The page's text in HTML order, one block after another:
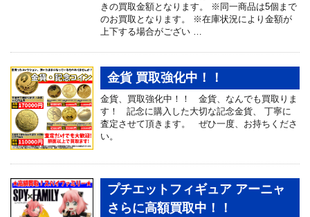
きの買取金額となります。 ※同一商品は5個まで
のお買取となります。 ※在庫状況により金額が
上下する場合がござい …
金貨 買取強化中！！
金貨、買取強化中！！ 金貨、なんでも買取りま
す！ 記念に購入した大切な記念金貨、 丁寧に
査定させて頂きます。 ぜひ一度、お持ちくださ
い。
プチエットフィギュア アーニャ
さらに高額買取中！！